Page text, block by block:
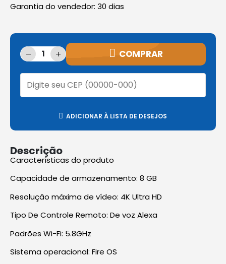
Garantia do vendedor: 30 dias
COMPRAR
ADICIONAR À LISTA DE DESEJOS
Descrição
Características do produto
Capacidade de armazenamento: 8 GB
Resolução máxima de vídeo: 4K Ultra HD
Tipo De Controle Remoto: De voz Alexa
Padrões Wi-Fi: 5.8GHz
Sistema operacional: Fire OS